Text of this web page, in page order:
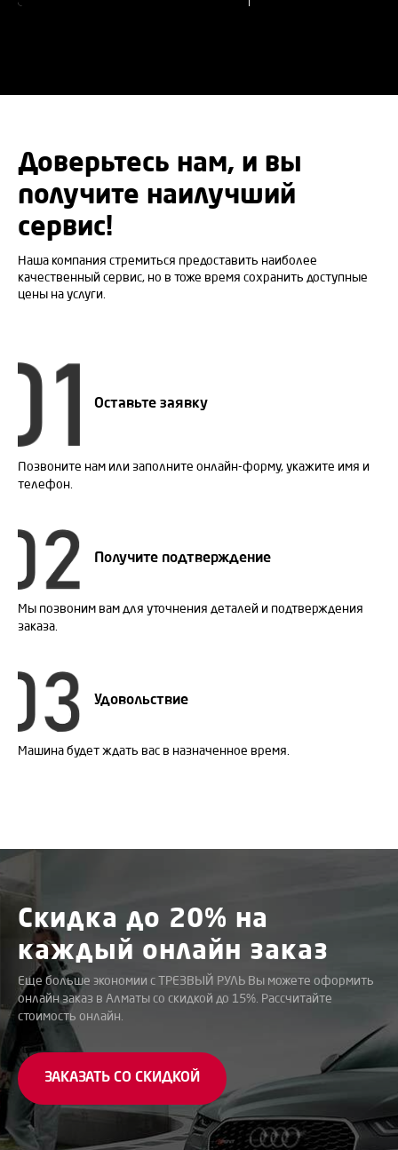
Доверьтесь нам, и вы
получите наилучший
сервис!
Наша компания стремиться предоставить наиболее
качественный сервис, но в тоже время сохранить доступные
цены на услуги.
Оставьте заявку
Позвоните нам или заполните онлайн-форму, укажите имя и
телефон.
Получите подтверждение
Мы позвоним вам для уточнения деталей и подтверждения
заказа.
Удовольствие
Машина будет ждать вас в назначенное время.
Скидка до 20% на
каждый онлайн заказ
Еще больше экономии с ТРЕЗВЫЙ РУЛЬ Вы можете оформить
онлайн заказ в Алматы со скидкой до 15%. Рассчитайте
стоимость онлайн.
ЗАКАЗАТЬ СО СКИДКОЙ